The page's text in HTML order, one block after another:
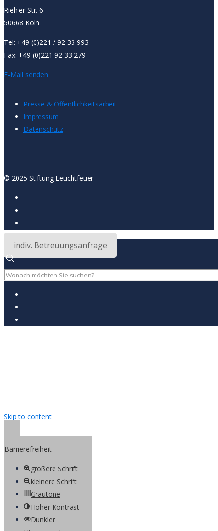
Riehler Str. 6
50668 Köln
Tel: +49 (0)221 / 92 33 993
Fax: +49 (0)221 92 33 279
E-Mail senden
Presse & Öffentlichkeitsarbeit
Impressum
Datenschutz
© 2025 Stiftung Leuchtfeuer
indiv. Betreuungsanfrage
Skip to content
Barrierefreiheit
größere Schrift
kleinere Schrift
Grautöne
Hoher Kontrast
Dunkler